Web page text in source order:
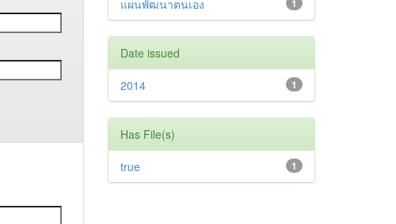
1
แผนพัฒนาตนเอง
Date issued
1
2014
Has File(s)
1
true